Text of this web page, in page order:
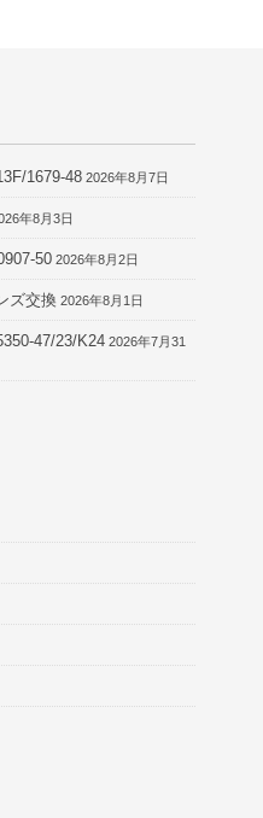
1679-48 2026年8月7日
年8月3日
50 2026年8月2日
ズ交換 2026年8月1日
47/23/K24 2026年7月31